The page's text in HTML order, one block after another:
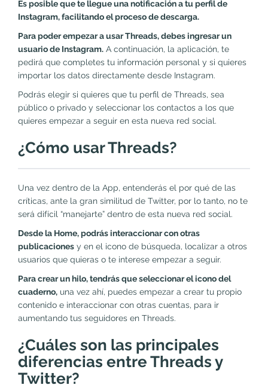
Es posible que te llegue una notificación a tu perfil de
Instagram, facilitando el proceso de descarga.
Para poder empezar a usar Threads, debes ingresar un
usuario de Instagram. A continuación, la aplicación, te
pedirá que completes tu información personal y si quieres
importar los datos directamente desde Instagram.
Podrás elegir si quieres que tu perfil de Threads, sea
público o privado y seleccionar los contactos a los que
quieres empezar a seguir en esta nueva red social.
¿Cómo usar Threads?
Una vez dentro de la App, entenderás el por qué de las
críticas, ante la gran similitud de Twitter, por lo tanto, no te
será difícil “manejarte” dentro de esta nueva red social.
Desde la Home, podrás interaccionar con otras
publicaciones y en el icono de búsqueda, localizar a otros
usuarios que quieras o te interese empezar a seguir.
Para crear un hilo, tendrás que seleccionar el icono del
cuaderno, una vez ahí, puedes empezar a crear tu propio
contenido e interaccionar con otras cuentas, para ir
aumentando tus seguidores en Threads.
¿Cuáles son las principales
diferencias entre Threads y
Twitter?